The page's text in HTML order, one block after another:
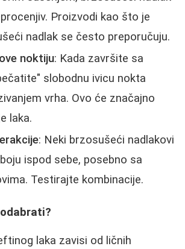
Proizvodi kao što je
nadlak se često preporučuju.
noktiju: Kada završite sa
slobodnu ivicu nokta
vrha. Ovo će značajno
laka.
: Neki brzosušeći nadlakovi
ispod sebe, posebno sa
Testirajte kombinacije.
laka zavisi od ličnih